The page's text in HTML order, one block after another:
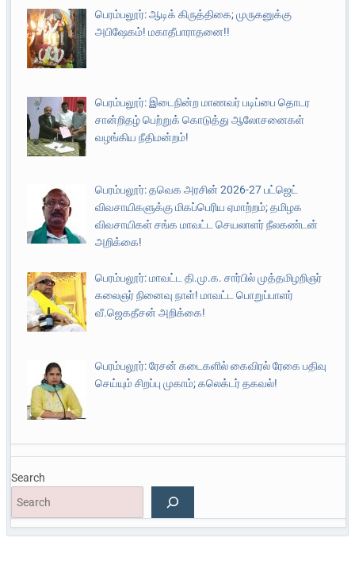
பெரம்பலூர்: ஆடிக் கிருத்திகை; முருகனுக்கு
அபிஷேகம்! மகாதீபாராதனை!!
பெரம்பலூர்: இடைநின்ற மாணவர் படிப்பை தொடர
சான்றிதழ் பெற்றுக் கொடுத்து ஆலோசனைகள்
வழங்கிய நீதிமன்றம்!
பெரம்பலூர்: தவெக அரசின் 2026-27 பட்ஜெட்
விவசாயிகளுக்கு மிகப்பெரிய ஏமாற்றம்; தமிழக
விவசாயிகள் சங்க மாவட்ட செயலாளர் நீலகண்டன்
அறிக்கை!
பெரம்பலூர்: மாவட்ட தி.மு.க. சார்பில் முத்தமிழறிஞர்
கலைஞர் நினைவு நாள்! மாவட்ட பொறுப்பாளர்
வீ.ஜெகதீசன் அறிக்கை!
பெரம்பலூர்: ரேசன் கடைகளில் கைவிரல் ரேகை பதிவு
செய்யும் சிறப்பு முகாம்; கலெக்டர் தகவல்!
Search